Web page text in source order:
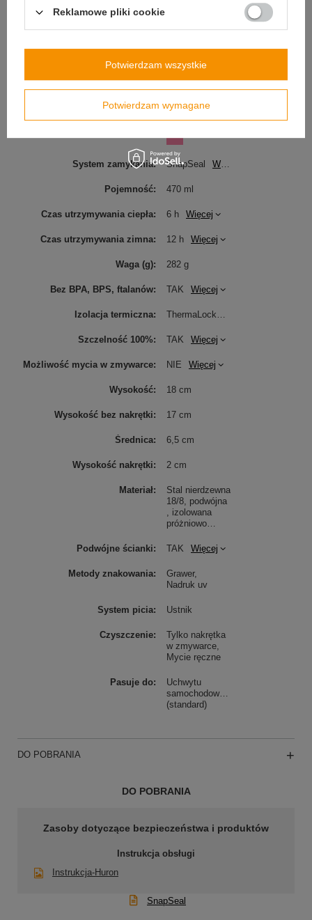
Produkt wprowadzony do
obrotu na terenie UE przed
13.12.2024
Parametry użytkowe
Kolor Różowy
System zamykania SnapSeal Więcej
Pojemność 470 ml
Czas utrzymywania ciepła 6 h Więcej
Czas utrzymywania zimna 12 h Więcej
Waga (g) 282 g
Bez BPA, BPS, ftalanów TAK Więcej
Izolacja termiczna
Szczelność 100% TAK Więcej
Możliwość mycia w zmywarce NIE Więcej
Wysokość 18 cm
Wysokość bez nakrętki 17 cm
Średnica 6,5 cm
Wysokość nakrętki 2 cm
Materiał
Stal nierdzewna
18/8, podwójna
, izolowana
Podwójne ścianki TAK Więcej
Metody znakowania
Grawer
Nadruk uv
System picia Ustnik
Czyszczenie
Tylko nakrętka
w zmywarce
Mycie ręczne
Pasuje do
Uchwytu
samochodowego
(standard)
DO POBRANIA
DO POBRANIA
Zasoby dotyczące bezpieczeństwa i produktów
Instrukcja obsługi
Instrukcja-Huron
SnapSeal
Reklamowe pliki cookie
Potwierdzam wymagane
Potwierdzam wszystkie